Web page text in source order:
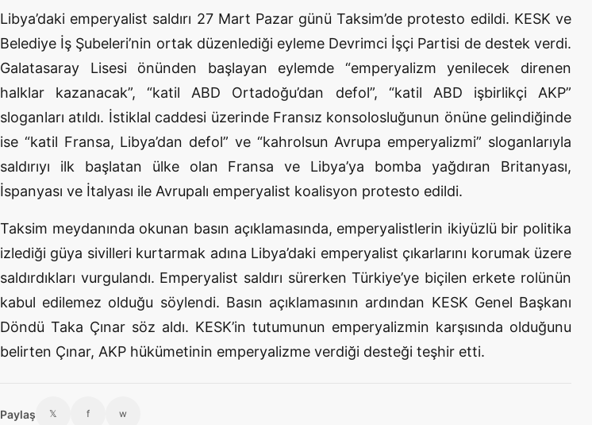
Libya’daki emperyalist saldırı 27 Mart Pazar günü Taksim’de protesto edildi. KESK ve
Belediye İş Şubeleri’nin ortak düzenlediği eyleme Devrimci İşçi Partisi de destek verdi.
Galatasaray Lisesi önünden başlayan eylemde “emperyalizm yenilecek direnen
halklar kazanacak”, “katil ABD Ortadoğu’dan defol”, “katil ABD işbirlikçi AKP”
sloganları atıldı. İstiklal caddesi üzerinde Fransız konsolosluğunun önüne gelindiğinde
ise “katil Fransa, Libya’dan defol” ve “kahrolsun Avrupa emperyalizmi” sloganlarıyla
saldırıyı ilk başlatan ülke olan Fransa ve Libya’ya bomba yağdıran Britanyası,
İspanyası ve İtalyası ile Avrupalı emperyalist koalisyon protesto edildi.
Taksim meydanında okunan basın açıklamasında, emperyalistlerin ikiyüzlü bir politika
izlediği güya sivilleri kurtarmak adına Libya’daki emperyalist çıkarlarını korumak üzere
saldırdıkları vurgulandı. Emperyalist saldırı sürerken Türkiye’ye biçilen erkete rolünün
kabul edilemez olduğu söylendi. Basın açıklamasının ardından KESK Genel Başkanı
Döndü Taka Çınar söz aldı. KESK’in tutumunun emperyalizmin karşısında olduğunu
belirten Çınar, AKP hükümetinin emperyalizme verdiği desteği teşhir etti.
Paylaş 𝕏 f w